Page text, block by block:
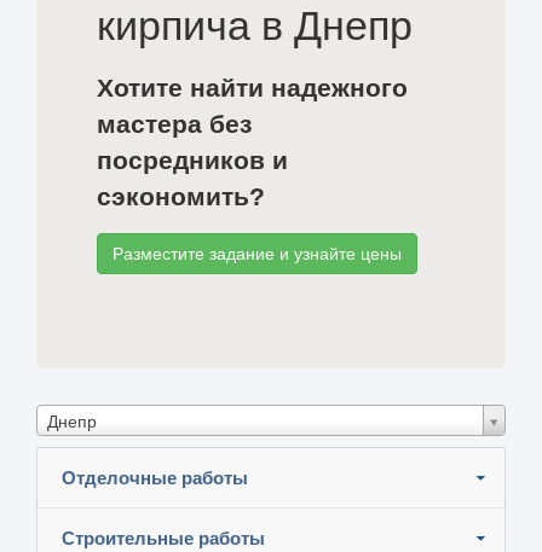
кирпича в Днепр
Хотите найти надежного
мастера без
посредников и
сэкономить?
Разместите задание и узнайте цены
Днепр
Отделочные работы
Строительные работы